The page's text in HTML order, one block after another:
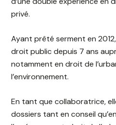
privé.
Ayant prêté serment en
droit public depuis 7 ans
notamment en droit de
l’environnement.
En tant que collaboratrice,
dossiers tant en conseil